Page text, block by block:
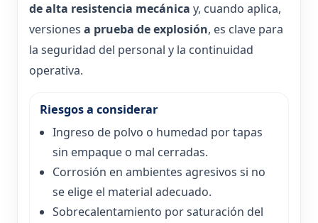
de alta resistencia mecánica y, cuando aplica,
versiones a prueba de explosión, es clave para
la seguridad del personal y la continuidad
operativa.
Riesgos a considerar
Ingreso de polvo o humedad por tapas
sin empaque o mal cerradas.
Corrosión en ambientes agresivos si no
se elige el material adecuado.
Sobrecalentamiento por saturación del